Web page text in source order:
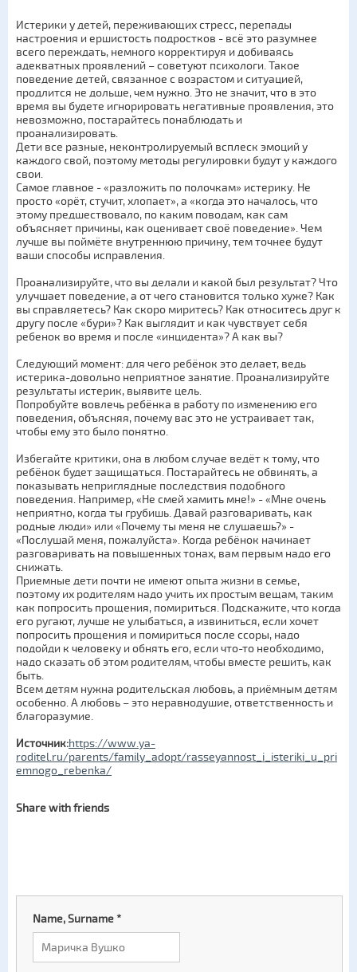
Истерики у детей, переживающих стресс, перепады
настроения и ершистость подростков - всё это разумнее
всего переждать, немного корректируя и добиваясь
адекватных проявлений – советуют психологи. Такое
поведение детей, связанное с возрастом и ситуацией,
продлится не дольше, чем нужно. Это не значит, что в это
время вы будете игнорировать негативные проявления, это
невозможно, постарайтесь понаблюдать и
проанализировать.
Дети все разные, неконтролируемый всплеск эмоций у
каждого свой, поэтому методы регулировки будут у каждого
свои.
Самое главное - «разложить по полочкам» истерику. Не
просто «орёт, стучит, хлопает», а «когда это началось, что
этому предшествовало, по каким поводам, как сам
объясняет причины, как оценивает своё поведение». Чем
лучше вы поймёте внутреннюю причину, тем точнее будут
ваши способы исправления.
Проанализируйте, что вы делали и какой был результат? Что
улучшает поведение, а от чего становится только хуже? Как
вы справляетесь? Как скоро миритесь? Как относитесь друг к
другу после «бури»? Как выглядит и как чувствует себя
ребенок во время и после «инцидента»? А как вы?
Следующий момент: для чего ребёнок это делает, ведь
истерика-довольно неприятное занятие. Проанализируйте
результаты истерик, выявите цель.
Попробуйте вовлечь ребёнка в работу по изменению его
поведения, объясняя, почему вас это не устраивает так,
чтобы ему это было понятно.
Избегайте критики, она в любом случае ведёт к тому, что
ребёнок будет защищаться. Постарайтесь не обвинять, а
показывать неприглядные последствия подобного
поведения. Например, «Не смей хамить мне!» - «Мне очень
неприятно, когда ты грубишь. Давай разговаривать, как
родные люди» или «Почему ты меня не слушаешь?» -
«Послушай меня, пожалуйста». Когда ребёнок начинает
разговаривать на повышенных тонах, вам первым надо его
снижать.
Приемные дети почти не имеют опыта жизни в семье,
поэтому их родителям надо учить их простым вещам, таким
как попросить прощения, помириться. Подскажите, что когда
его ругают, лучше не улыбаться, а извиниться, если хочет
попросить прощения и помириться после ссоры, надо
подойди к человеку и обнять его, если что-то необходимо,
надо сказать об этом родителям, чтобы вместе решить, как
быть.
Всем детям нужна родительская любовь, а приёмным детям
особенно. А любовь – это неравнодушие, ответственность и
благоразумие.
Источник:https://www.ya-
roditel.ru/parents/family_adopt/rasseyannost_i_isteriki_u_pri
emnogo_rebenka/
Share with friends
Name, Surname*